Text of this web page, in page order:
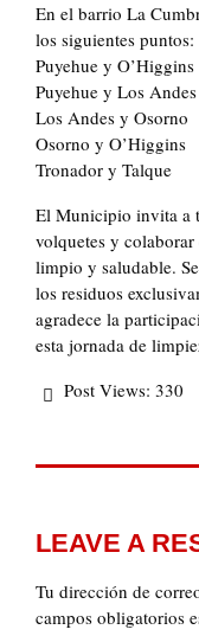
En el barrio La
los siguientes puntos:
Puyehue y O’Higgins
Puyehue y Los Andes
Los Andes y Osorno
Osorno y O’Higgins
Tronador y Talque
El Municipio invita a
volquetes y
limpio y saludable.
los residuos
agradece la
esta jornada de
Post Views: 330
LEAVE A
Tu dirección de
campos obligatorios